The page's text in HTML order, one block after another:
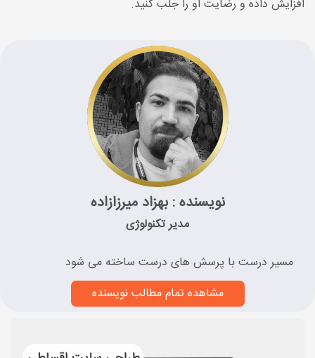
افزایش داده و رضایت او را جلب کنید.
نویسنده : بهزاد میرزازاده
مدیر تکنولوژی
مسیر درست با پرسش های درست ساخته می شود
مشاهده تمام مطالب نویسنده